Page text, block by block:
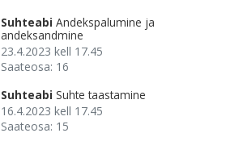
Suhteabi Andekspalumine ja
andeksandmine
23.4.2023 kell 17.45
Saateosa: 16
Suhteabi Suhte taastamine
16.4.2023 kell 17.45
Saateosa: 15